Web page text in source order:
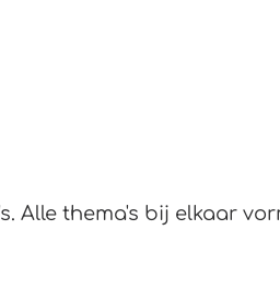
Alle thema's bij elkaar